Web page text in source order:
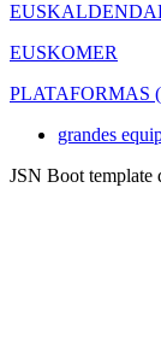
EUSKOMER
PLATAFORMAS
grandes
JSN Boot template